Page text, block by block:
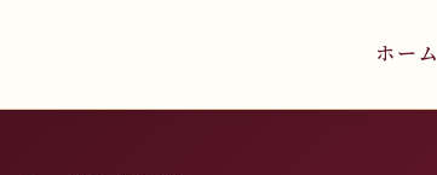
ホーム